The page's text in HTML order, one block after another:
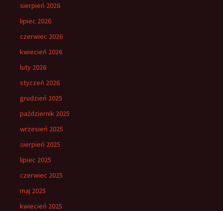
sierpień 2026
lipiec 2026
czerwiec 2026
kwiecień 2026
luty 2026
styczeń 2026
grudzień 2025
październik 2025
wrzesień 2025
sierpień 2025
lipiec 2025
czerwiec 2025
maj 2025
kwiecień 2025